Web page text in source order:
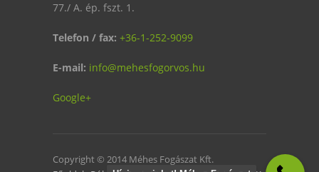
77./ A. ép. fszt. 1.
Telefon / fax: +36-1-252-9099
E-mail: info@mehesfogorvos.hu
Google+
Copyright © 2014 Méhes Fogászat Kft.